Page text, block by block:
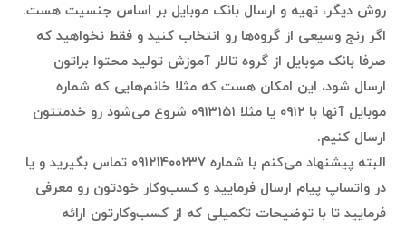
روش دیگر، تهیه و ارسال بانک موبایل بر اساس جنسیت هست.
اگر رنج وسیعی از گروه‌ها رو انتخاب کنید و فقط نخواهید که
صرفا بانک موبایل از گروه تالار آموزش تولید محتوا براتون
ارسال شود، این امکان هست که مثلا خانم‌هایی که شماره
موبایل آنها با ۰۹۱۲ یا مثلا ۰۹۱۳۱۵۱ شروع می‌شود رو خدمتتون
ارسال کنیم.
البته پیشنهاد می‌کنم با شماره ۰۹۱۲۱۴۰۰۲۳۷ تماس بگیرید و یا
در واتساپ پیام ارسال فرمایید و کسب‌وکار خودتون رو معرفی
فرمایید تا با توضیحات تکمیلی که از کسب‌وکارتون ارائه